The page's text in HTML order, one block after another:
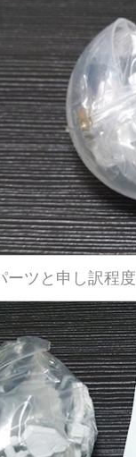
ツと申し訳程